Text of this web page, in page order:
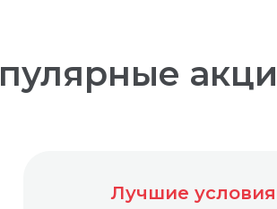
рекламы. В том числе ИНН VK
Лучшие условия